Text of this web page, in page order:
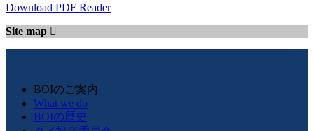
Download PDF Reader
Site map
BOIのご案内
What we do
BOIの歴史